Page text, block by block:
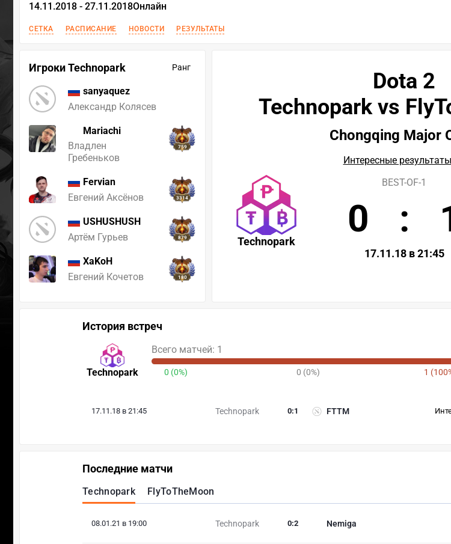
14.11.2018 - 27.11.2018Онлайн
СЕТКА РАСПИСАНИЕ НОВОСТИ РЕЗУЛЬТАТЫ
Игроки Technopark Ранг
sanyaquez
Александр Колясев
Mariachi
Владлен
Гребеньков
759
Fervian
Евгений Аксёнов
3314
USHUSHUSH
Артём Гурьев
879
XaKoH
Евгений Кочетов
180
Dota 2
Technopark vs
Chongqing Major
Интересные
Technopark
BEST-OF-1
0 :
17.11.18 в 21:45
История встреч
Technopark
Всего матчей: 1
0 (0%) 0 (0%) 1
17.11.18 в 21:45 Technopark FTTM
0:1
Последние матчи
Technopark FlyToTheMoon
08.01.21 в 19:00 Technopark Nemiga
0:2